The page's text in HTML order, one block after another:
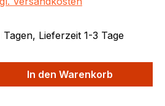
Lieferzeit 1-3 Tage
Gib den
In den Warenkorb